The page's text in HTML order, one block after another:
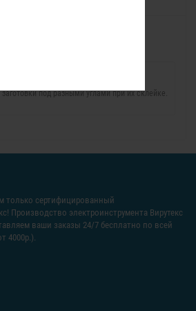
под разными углами при их склейке.
только сертифицированный
Производство электроинструмента Вирутекс
ваши заказы 24/7 бесплатно по всей
4000р.).